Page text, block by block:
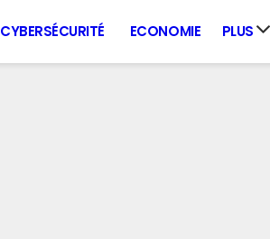
CYBERSÉCURITÉ ECONOMIE PLUS